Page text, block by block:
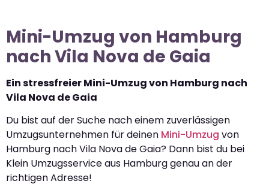
Mini-Umzug von Hamburg
nach Vila Nova de Gaia
Ein stressfreier Mini-Umzug von Hamburg nach
Vila Nova de Gaia
Du bist auf der Suche nach einem zuverlässigen
Umzugsunternehmen für deinen Mini-Umzug von
Hamburg nach Vila Nova de Gaia? Dann bist du bei
Klein Umzugsservice aus Hamburg genau an der
richtigen Adresse!